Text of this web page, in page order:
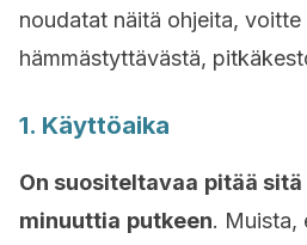
noudatat näitä ohjeita, voitte
hämmästyttävästä,
1. Käyttöaika
On suositeltavaa pitää
minuuttia putkeen. Muista,